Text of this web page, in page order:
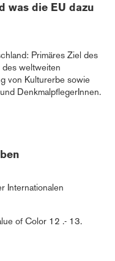
was die EU dazu
Primäres Ziel des
des weltweiten
von Kulturerbe sowie
DenkmalpflegerInnen.
Internationalen
of Color 12 .- 13.